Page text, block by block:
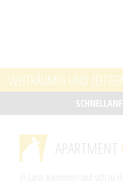
WEITRÄUMIG UND
APARTMENT
In Lana ankommen und sich zu